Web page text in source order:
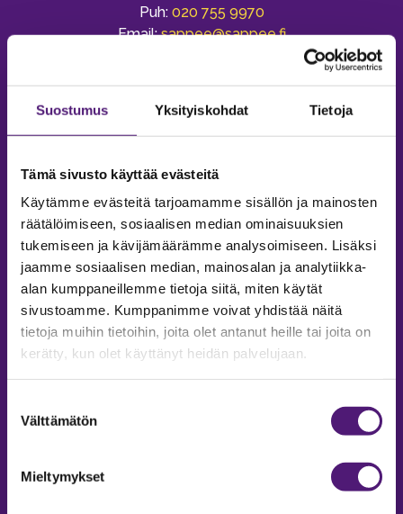
Suostumus Yksityiskohdat Tietoja
Tämä sivusto käyttää evästeitä
Käytämme evästeitä tarjoamamme sisällön ja mainosten
räätälöimiseen, sosiaalisen median ominaisuuksien
tukemiseen ja kävijämäärämme analysoimiseen. Lisäksi
jaamme sosiaalisen median, mainosalan ja analytiikka-
alan kumppaneillemme tietoja siitä, miten käytät
sivustoamme. Kumppanimme voivat yhdistää näitä
tietoja muihin tietoihin, joita olet antanut heille tai joita on
kerätty, kun olet käyttänyt heidän palvelujaan.
valinta
Välttämätön
Mieltymykset
Puh: 020 755 9970
Email:sappee@sappee.fi
MAJOITUS
Tiedustelut & Varaukset